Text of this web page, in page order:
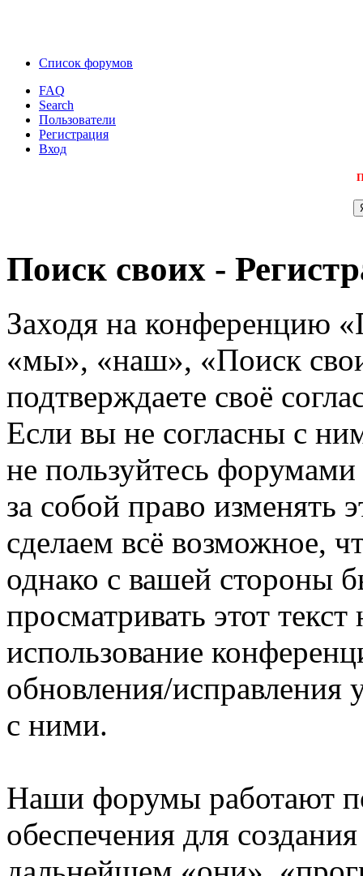
Список форумов
FAQ
Search
Пользователи
Регистрация
Вход
Поиск своих -
Заходя на конференцию
«мы», «наш», «Поиск
подтверждаете своё
Если вы не согласны с
не пользуйтесь
за собой право изменять
сделаем всё возможное,
однако с вашей стороны
просматривать этот
использование
обновления/исправления
с ними.
Наши форумы работают
обеспечения для